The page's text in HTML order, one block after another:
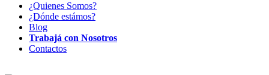
¿Quienes Somos?
¿Dónde estámos?
Blog
Trabajá con Nosotros
Contactos